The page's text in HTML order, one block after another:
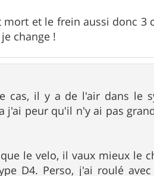
et le frein aussi donc 3
change !
cas, il y a de l'air dans le
j'ai peur qu'il n'y ai pas
le velo, il vaux mieux le
D4. Perso, j'ai roulé